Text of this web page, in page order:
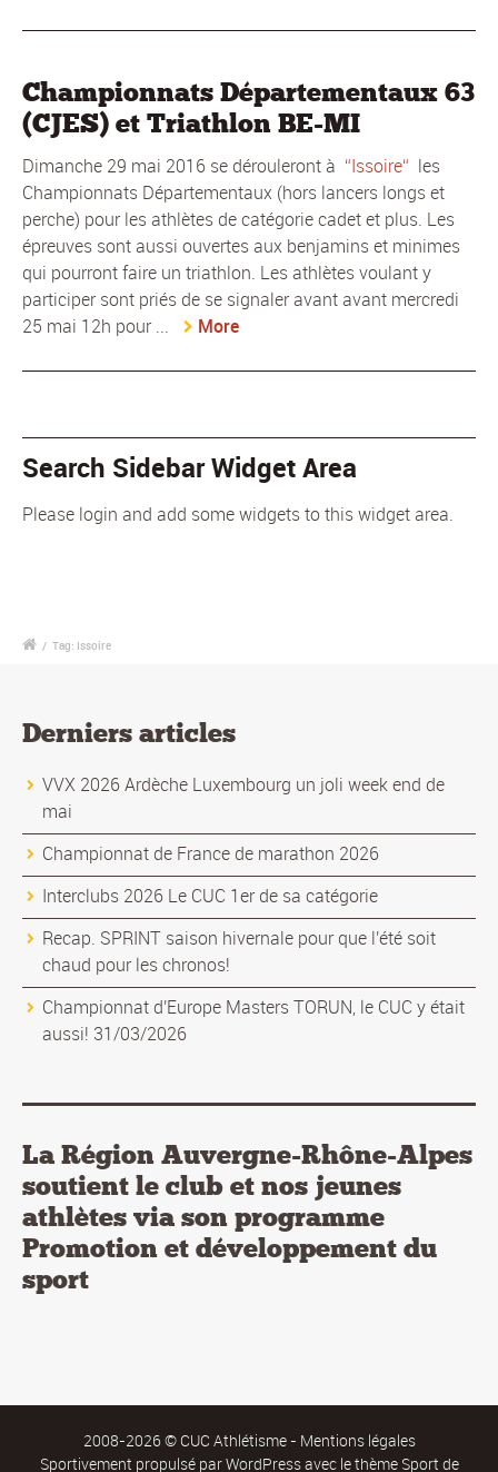
Championnats Départementaux 63
(CJES) et Triathlon BE-MI
Dimanche 29 mai 2016 se dérouleront à Issoire
les
Championnats Départementaux (hors lancers longs et
perche) pour les athlètes de catégorie cadet et plus. Les
épreuves sont aussi ouvertes aux benjamins et minimes
qui pourront faire un triathlon. Les athlètes voulant y
participer sont priés de se signaler avant avant mercredi
25 mai 12h pour ...
More
Search Sidebar Widget Area
Please login and add some widgets to this widget area.
/ Tag: Issoire
Derniers articles
VVX 2026 Ardèche Luxembourg un joli week end de
mai
Championnat de France de marathon 2026
Interclubs 2026 Le CUC 1er de sa catégorie
Recap. SPRINT saison hivernale pour que l'été soit
chaud pour les chronos!
Championnat d'Europe Masters TORUN, le CUC y était
aussi! 31/03/2026
La Région Auvergne-Rhône-Alpes
soutient le club et nos jeunes
athlètes via son programme
Promotion et développement du
sport
2008-2026 © CUC Athlétisme - Mentions légales
Sportivement propulsé parWordPressavec le thème Sport de